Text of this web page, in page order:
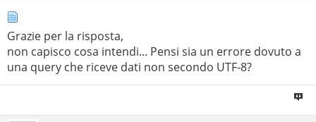
Grazie per la risposta,
non capisco cosa intendi... Pensi sia un errore dovuto a
una query che riceve dati non secondo UTF-8?